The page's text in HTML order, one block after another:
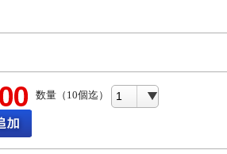
数量（10個迄）